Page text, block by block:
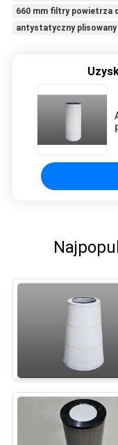
660 mm filtry powietrza
antystatyczny